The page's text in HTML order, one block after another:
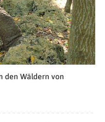
den Wäldern von